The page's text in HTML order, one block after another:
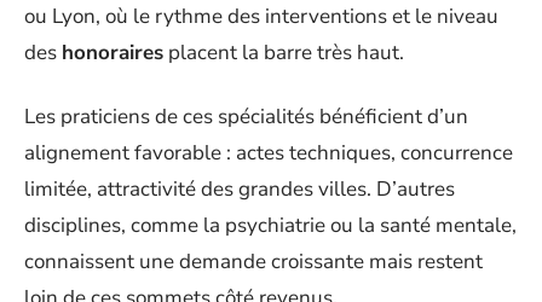
ou Lyon, où le rythme des interventions et le niveau
des honoraires placent la barre très haut.
Les praticiens de ces spécialités bénéficient d’un
alignement favorable : actes techniques, concurrence
limitée, attractivité des grandes villes. D’autres
disciplines, comme la psychiatrie ou la santé mentale,
connaissent une demande croissante mais restent